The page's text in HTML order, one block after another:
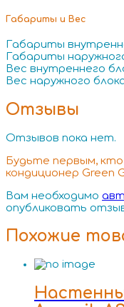
Габариты и Вес
Габариты
Габариты
Вес внутреннего
Вес наружного
Отзывы
Отзывов пока нет.
Будьте первым,
кондиционер Green
Вам необходимо
опубликовать
Похожие